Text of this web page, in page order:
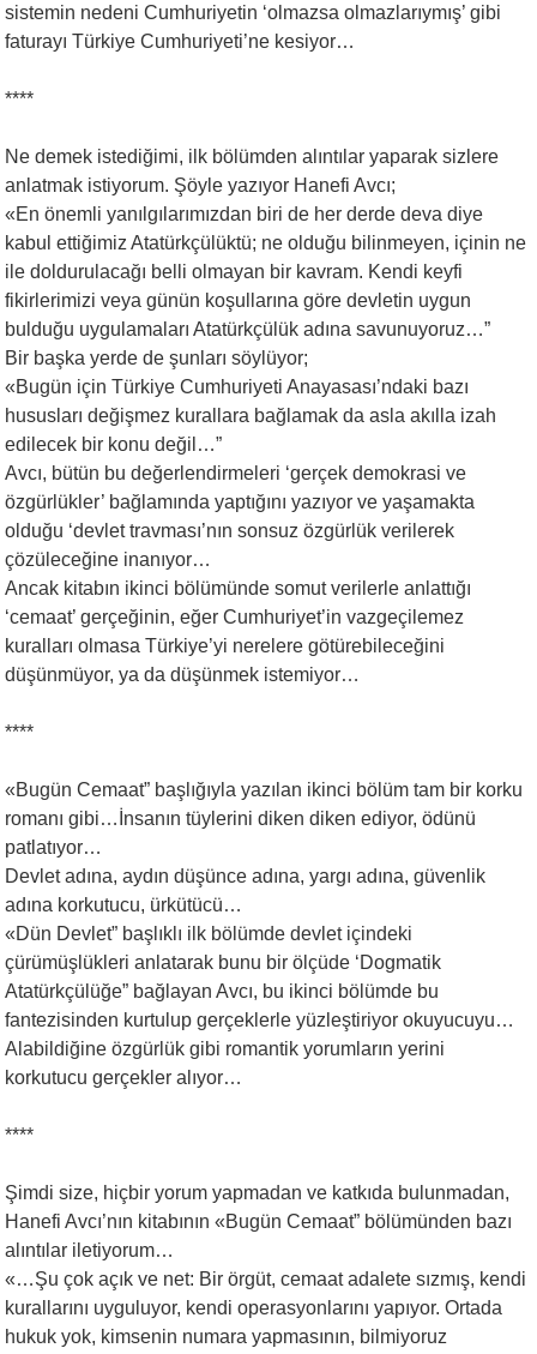
sistemin nedeni Cumhuriyetin ‘olmazsa olmazlarıymış’ gibi
faturayı Türkiye Cumhuriyeti’ne kesiyor…
****
Ne demek istediğimi, ilk bölümden alıntılar yaparak sizlere
anlatmak istiyorum. Şöyle yazıyor Hanefi Avcı;
«En önemli yanılgılarımızdan biri de her derde deva diye
kabul ettiğimiz Atatürkçülüktü; ne olduğu bilinmeyen, içinin ne
ile doldurulacağı belli olmayan bir kavram. Kendi keyfi
fikirlerimizi veya günün koşullarına göre devletin uygun
bulduğu uygulamaları Atatürkçülük adına savunuyoruz…”
Bir başka yerde de şunları söylüyor;
«Bugün için Türkiye Cumhuriyeti Anayasası’ndaki bazı
hususları değişmez kurallara bağlamak da asla akılla izah
edilecek bir konu değil…”
Avcı, bütün bu değerlendirmeleri ‘gerçek demokrasi ve
özgürlükler’ bağlamında yaptığını yazıyor ve yaşamakta
olduğu ‘devlet travması’nın sonsuz özgürlük verilerek
çözüleceğine inanıyor…
Ancak kitabın ikinci bölümünde somut verilerle anlattığı
‘cemaat’ gerçeğinin, eğer Cumhuriyet’in vazgeçilemez
kuralları olmasa Türkiye’yi nerelere götürebileceğini
düşünmüyor, ya da düşünmek istemiyor…
****
«Bugün Cemaat” başlığıyla yazılan ikinci bölüm tam bir korku
romanı gibi…İnsanın tüylerini diken diken ediyor, ödünü
patlatıyor…
Devlet adına, aydın düşünce adına, yargı adına, güvenlik
adına korkutucu, ürkütücü…
«Dün Devlet” başlıklı ilk bölümde devlet içindeki
çürümüşlükleri anlatarak bunu bir ölçüde ‘Dogmatik
Atatürkçülüğe” bağlayan Avcı, bu ikinci bölümde bu
fantezisinden kurtulup gerçeklerle yüzleştiriyor okuyucuyu…
Alabildiğine özgürlük gibi romantik yorumların yerini
korkutucu gerçekler alıyor…
****
Şimdi size, hiçbir yorum yapmadan ve katkıda bulunmadan,
Hanefi Avcı’nın kitabının «Bugün Cemaat” bölümünden bazı
alıntılar iletiyorum…
«…Şu çok açık ve net: Bir örgüt, cemaat adalete sızmış, kendi
kurallarını uyguluyor, kendi operasyonlarını yapıyor. Ortada
hukuk yok, kimsenin numara yapmasının, bilmiyoruz